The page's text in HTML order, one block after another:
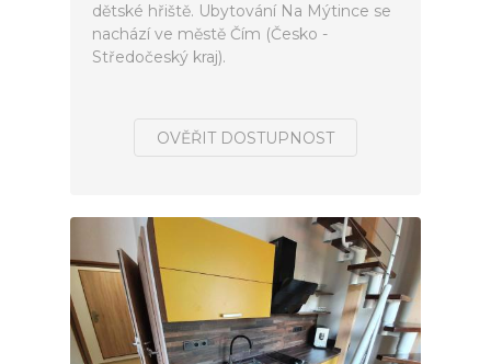
dětské hřiště. Ubytování Na Mýtince se
nachází ve městě Čím (Česko -
Středočeský kraj).
OVĚŘIT DOSTUPNOST